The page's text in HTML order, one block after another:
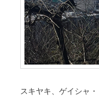
スキヤキ、ゲイシャ